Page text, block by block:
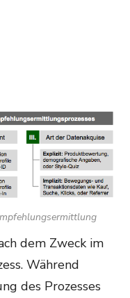
dem Zweck im
Während
des Prozesses